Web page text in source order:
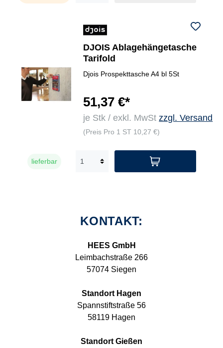
DJOIS Ablagehängetasche
Tarifold
Djois Prospekttasche A4 bl 5St
51,37 €*
je Stk / exkl. MwStzzgl. Versand
(Preis Pro 1 ST 10,27 €)
lieferbar
KONTAKT:
HEES GmbH
Leimbachstraße 266
57074 Siegen
Standort Hagen
Spannstiftstraße 56
58119 Hagen
Standort Gießen